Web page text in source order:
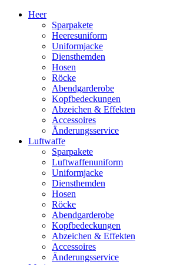
Heer
Sparpakete
Heeresuniform
Uniformjacke
Diensthemden
Hosen
Röcke
Abendgarderobe
Kopfbedeckungen
Abzeichen & Effekten
Accessoires
Änderungsservice
Luftwaffe
Sparpakete
Luftwaffenuniform
Uniformjacke
Diensthemden
Hosen
Röcke
Abendgarderobe
Kopfbedeckungen
Abzeichen & Effekten
Accessoires
Änderungsservice